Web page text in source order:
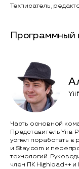
Техписатель,
Программный
Yii
Часть основной
Представитель Yii в
успел поработать в
и Stay.com и
технологий.
член ПК Highload++ и